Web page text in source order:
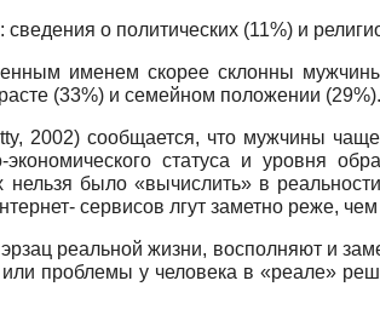
о политических (11%) и
именем скорее склонны
(33%) и семейном положении (29%).
2002) сообщается, что мужчины
экономического статуса и уровня
нельзя было «вычислить» в
сервисов лгут заметно реже,
реальной жизни, восполняют и
проблемы у человека в «реале»